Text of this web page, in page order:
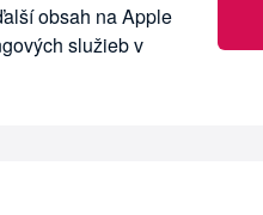
obsah na Apple
služieb v